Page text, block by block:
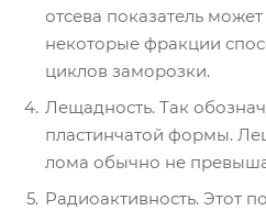
отсева показатель
некоторые фракции
циклов заморозки.
Лещадность. Так
пластинчатой формы.
лома обычно не
Радиоактивность. Этот